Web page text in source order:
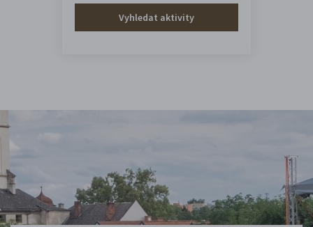
Vyhledat aktivity